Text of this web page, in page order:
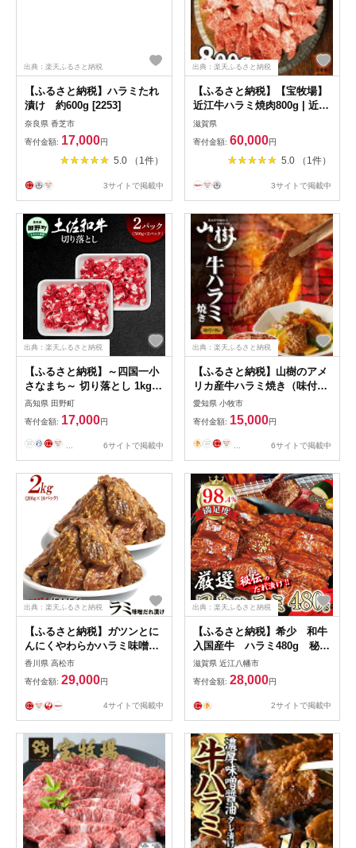
出典：楽天ふるさと納税
【ふるさと納税】ハラミたれ
漬け 約600g [2253]
奈良県 香芝市
寄付金額: 17,000円
5.0 （1件）
3サイトで掲載中
出典：楽天ふるさと納税
【ふるさと納税】【宝牧場】
近江牛ハラミ焼肉800g | 近江
ビーフ はらみ 焼き肉 800グ
ラム 肉 お肉 にく 食品 滋賀
県産 贈答 ギフト 人気 おすす
め 送料無料
滋賀県
寄付金額: 60,000円
5.0 （1件）
3サイトで掲載中
出典：楽天ふるさと納税
【ふるさと納税】～四国一小
さなまち～ 切り落とし 1kg 1
キロ 牛 牛肉 肉 お肉 赤身 和
牛 土佐和牛 土佐黒牛 国産 お
いしい 炒め物 煮物 牛丼 肉じ
ゃが お取り寄せ 冷凍 配送 高
い 故郷納税 返礼品
高知県 田野町
寄付金額: 17,000円
6サイトで掲載中
出典：楽天ふるさと納税
【ふるさと納税】山樹のアメ
リカ産牛ハラミ焼き（味付）
500g
愛知県 小牧市
寄付金額: 15,000円
6サイトで掲載中
出典：楽天ふるさと納税
【ふるさと納税】ガツンとに
んにくやわらかハラミ味噌だ
れ漬け2kg（200g×10） | 肉
お肉 にく 牛肉 ハラミ 牛ハラ
ミ にんにく 味噌だれ 味付き
情熱ホルモン 小分け 便利 食
香川県 高松市
寄付金額: 29,000円
4サイトで掲載中
出典：楽天ふるさと納税
【ふるさと納税】希少 和牛
入国産牛 ハラミ480g 秘伝
の自家製タレ漬け
滋賀県 近江八幡市
寄付金額: 28,000円
2サイトで掲載中